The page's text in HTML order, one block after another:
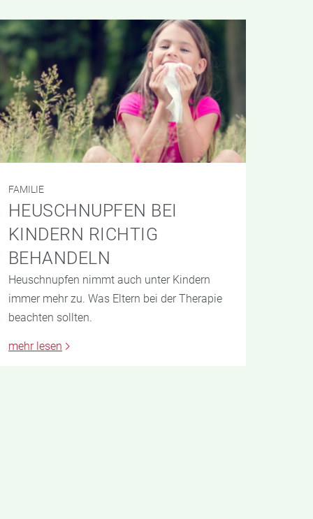
FAMILIE
HEUSCHNUPFEN BEI
KINDERN RICHTIG
BEHANDELN
Heuschnupfen nimmt auch unter Kindern
immer mehr zu. Was Eltern bei der Therapie
beachten sollten.
mehr lesen